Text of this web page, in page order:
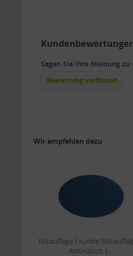
Sagen Sie Ihre Meinung
Bewertung verfassen
Wir empfehlen dazu
Filzauflage l runde
Antirutsch I...